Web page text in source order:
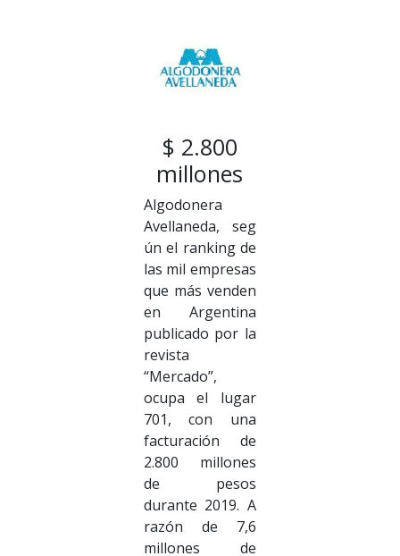
$ 2.800
millones
Algodonera
Avellaneda, seg
ún el ranking de
las mil empresas
que más venden
en Argentina
publicado por la
revista
“Mercado”,
ocupa el lugar
701, con una
facturación de
2.800 millones
de pesos
durante 2019. A
razón de 7,6
millones de